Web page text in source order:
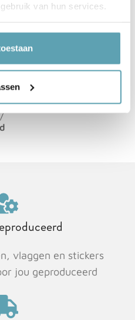
van hun services.
vlaggen en stickers
jou geproduceerd